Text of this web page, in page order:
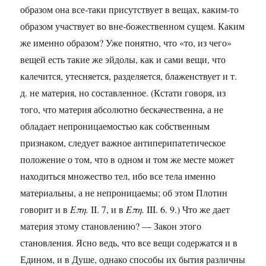
образом она все-таки присутствует в вещах, каким-то
образом участвует во вне-божественном сущем. Каким
же именно образом? Уже понятно, что «то, из чего»
вещей есть такие же эйдолы, как и сами вещи, что
калечится, утесняется, разделяется, блаженствует и т.
д. не материя, но составленное. (Кстати говоря, из
того, что материя абсолютно бескачественна, а не
обладает непроницаемостью как собственным
признаком, следует важное антиперипатетическое
положение о том, что в одном и том же месте может
находиться множество тел, ибо все тела именно
материальны, а не непроницаемы; об этом Плотин
говорит и в Επη. II. 7, и в Επη. III. 6. 9.) Что же дает
материя этому становлению? — Закон этого
становления. Ясно ведь, что все вещи содержатся и в
Едином, и в Душе, однако способы их бытия различны